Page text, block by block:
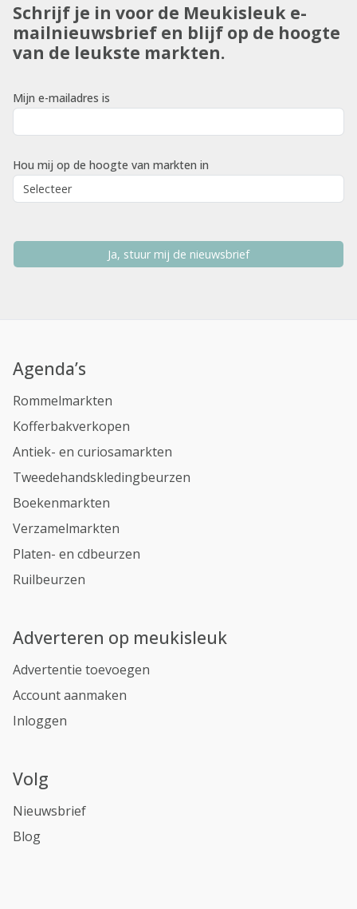
Schrijf je in voor de Meukisleuk e-
mailnieuwsbrief en blijf op de hoogte
van de leukste markten.
Mijn e-mailadres is
Hou mij op de hoogte van markten in
Ja, stuur mij de nieuwsbrief
Agenda’s
Rommelmarkten
Kofferbakverkopen
Antiek- en curiosamarkten
Tweedehandskledingbeurzen
Boekenmarkten
Verzamelmarkten
Platen- en cdbeurzen
Ruilbeurzen
Adverteren op meukisleuk
Advertentie toevoegen
Account aanmaken
Inloggen
Volg
Nieuwsbrief
Blog